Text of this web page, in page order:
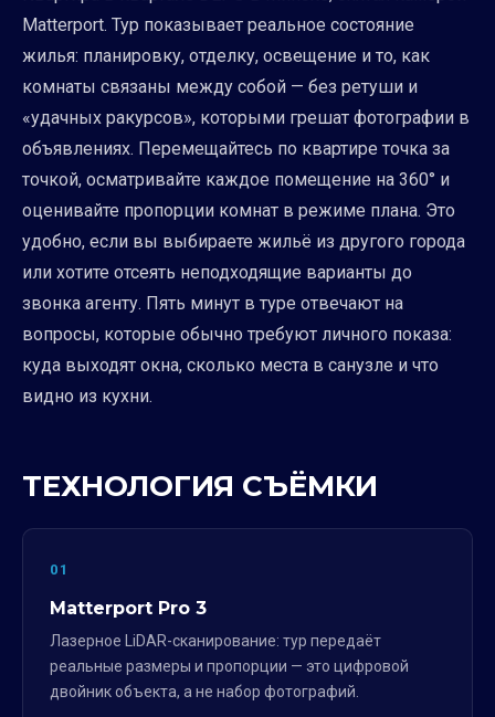
Matterport. Тур показывает реальное состояние
жилья: планировку, отделку, освещение и то, как
комнаты связаны между собой — без ретуши и
«удачных ракурсов», которыми грешат фотографии в
объявлениях. Перемещайтесь по квартире точка за
точкой, осматривайте каждое помещение на 360° и
оценивайте пропорции комнат в режиме плана. Это
удобно, если вы выбираете жильё из другого города
или хотите отсеять неподходящие варианты до
звонка агенту. Пять минут в туре отвечают на
вопросы, которые обычно требуют личного показа:
куда выходят окна, сколько места в санузле и что
видно из кухни.
ТЕХНОЛОГИЯ СЪЁМКИ
01
Matterport Pro 3
Лазерное LiDAR-сканирование: тур передаёт
реальные размеры и пропорции — это цифровой
двойник объекта, а не набор фотографий.